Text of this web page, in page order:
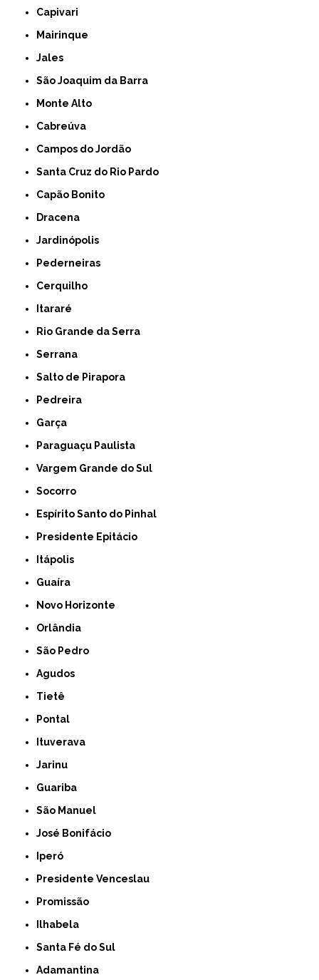
Capivari
Mairinque
Jales
São Joaquim da Barra
Monte Alto
Cabreúva
Campos do Jordão
Santa Cruz do Rio Pardo
Capão Bonito
Dracena
Jardinópolis
Pederneiras
Cerquilho
Itararé
Rio Grande da Serra
Serrana
Salto de Pirapora
Pedreira
Garça
Paraguaçu Paulista
Vargem Grande do Sul
Socorro
Espírito Santo do Pinhal
Presidente Epitácio
Itápolis
Guaíra
Novo Horizonte
Orlândia
São Pedro
Agudos
Tietê
Pontal
Ituverava
Jarinu
Guariba
São Manuel
José Bonifácio
Iperó
Presidente Venceslau
Promissão
Ilhabela
Santa Fé do Sul
Adamantina